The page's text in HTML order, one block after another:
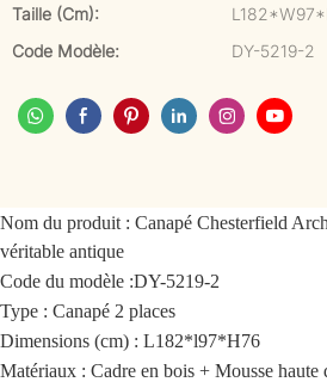
Taille (cm):
Code Modèle:
DY-5219-2
Nom du produit : Canapé Chesterfield
véritable antique
Code du modèle :DY-5219-2
Type : Canapé 2 places
Dimensions (cm) : L182*l97*H76
Matériaux : Cadre en bois + Mousse